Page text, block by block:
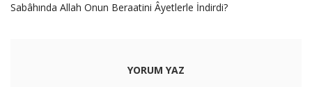
Sabâhında Allah Onun Beraatini Âyetlerle İndirdi?
YORUM YAZ